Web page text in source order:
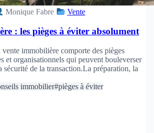
Monique Fabre Vente
: les pièges à éviter absolument
immobilière comporte des pièges
et organisationnels qui peuvent bouleverser
sécurité de la transaction.La préparation, la
immobilier#pièges à éviter